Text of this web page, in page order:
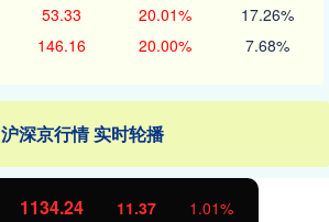
53.33 20.01% 17.26%
146.16 20.00% 7.68%
沪深京行情 实时轮播
1134.24 11.37 1.01%